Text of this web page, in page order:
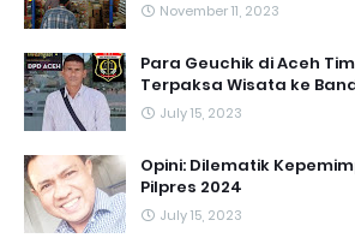
November 11, 2023
Para Geuchik di Aceh
Terpaksa Wisata ke
July 15, 2023
Opini: Dilematik
Pilpres 2024
July 15, 2023